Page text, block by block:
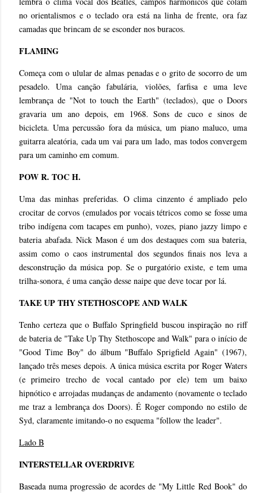
no orientalismos e o teclado ora está na linha de frente, ora faz
camadas que brincam de se esconder nos buracos.
FLAMING
Começa com o ulular de almas penadas e o grito de socorro de um
pesadelo. Uma canção fabulária, violões, farfisa e uma leve
lembrança de "Not to touch the Earth" (teclados), que o Doors
gravaria um ano depois, em 1968. Sons de cuco e sinos de
bicicleta. Uma percussão fora da música, um piano maluco, uma
guitarra aleatória, cada um vai para um lado, mas todos convergem
para um caminho em comum.
POW R. TOC H.
Uma das minhas preferidas. O clima cinzento é ampliado pelo
crocitar de corvos (emulados por vocais tétricos como se fosse uma
tribo indígena com tacapes em punho), vozes, piano jazzy limpo e
bateria abafada. Nick Mason é um dos destaques com sua bateria,
assim como o caos instrumental dos segundos finais nos leva a
desconstrução da música pop. Se o purgatório existe, e tem uma
trilha-sonora, é uma canção desse naipe que deve tocar por lá.
TAKE UP THY STETHOSCOPE AND WALK
Tenho certeza que o Buffalo Springfield buscou inspiração no riff
de bateria de "Take Up Thy Stethoscope and Walk" para o início de
"Good Time Boy" do álbum "Buffalo Sprigfield Again" (1967),
lançado três meses depois. A única música escrita por Roger Waters
(e primeiro trecho de vocal cantado por ele) tem um baixo
hipnótico e arrojadas mudanças de andamento (novamente o teclado
me traz a lembrança dos Doors). É Roger compondo no estilo de
Syd, claramente imitando-o no esquema "follow the leader".
Lado B
INTERSTELLAR OVERDRIVE
Baseada numa progressão de acordes de "My Little Red Book" do